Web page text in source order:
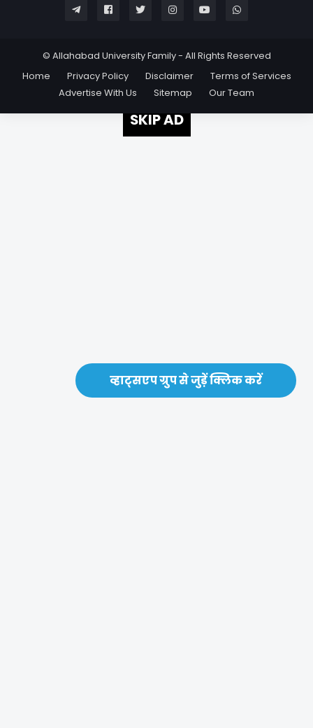
व्हाट्सएप ग्रुप से जुड़ें क्लिक करें
© Allahabad University Family - All Rights Reserved
Home
Privacy Policy Disclaimer
Terms of Services
Advertise With Us
Sitemap Our Team
SKIP AD